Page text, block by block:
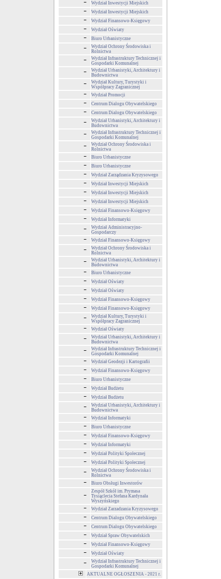
Wydział Inwestycji Miejskich
Wydział Inwestycji Miejskich
Wydział Finansowo-Księgowy
Wydział Oświaty
Biuro Urbanistyczne
Wydział Ochrony Środowiska i
Rolnictwa
Wydział Infrastruktury Technicznej i
Gospodarki Komunalnej
Wydział Urbanistyki, Architektury i
Budownictwa
Wydział Kultury, Turystyki i
Współpracy Zagranicznej
Wydział Promocji
Centrum Dialogu Obywatelskiego
Centrum Dialogu Obywatelskiego
Wydział Urbanistyki, Architektury i
Budownictwa
Wydział Infrastruktury Technicznej i
Gospodarki Komunalnej
Wydział Ochrony Środowiska i
Rolnictwa
Biuro Urbanistyczne
Biuro Urbanistyczne
Wydział Zarządzania Kryzysowego
Wydział Inwestycji Miejskich
Wydział Inwestycji Miejskich
Wydział Inwestycji Miejskich
Wydział Finansowo-Księgowy
Wydział Informatyki
Wydział Administracyjno-
Gospodarczy
Wydział Finansowo-Księgowy
Wydział Ochrony Środowiska i
Rolnictwa
Wydział Urbanistyki, Architektury i
Budownictwa
Biuro Urbanistyczne
Wydział Oświaty
Wydział Oświaty
Wydział Finansowo-Księgowy
Wydział Finansowo-Księgowy
Wydział Kultury, Turystyki i
Współpracy Zagranicznej
Wydział Oświaty
Wydział Urbanistyki, Architektury i
Budownictwa
Wydział Infrastruktury Technicznej i
Gospodarki Komunalnej
Wydział Geodezji i Kartografii
Wydział Finansowo-Księgowy
Biuro Urbanistyczne
Wydział Budżetu
Wydział Budżetu
Wydział Urbanistyki, Architektury i
Budownictwa
Wydział Informatyki
Biuro Urbanistyczne
Wydział Finansowo-Księgowy
Wydział Informatyki
Wydział Polityki Społecznej
Wydział Polityki Społecznej
Wydział Ochrony Środowiska i
Rolnictwa
Biuro Obsługi Inwestorów
Zespół Szkół im. Prymasa
Tysiąclecia Stefana Kardynała
Wyszyńskiego
Wydział Zarzadzania Kryzysowego
Centrum Dialogu Obywatelskiego
Centrum Dialogu Obywatelskiego
Wydział Spraw Obywatelskich
Wydział Finansowo-Księgowy
Wydział Oświaty
Wydział Infrastruktury Technicznej i
Gospodarki Komunalnej
AKTUALNE OGŁOSZENIA - 2021 r.